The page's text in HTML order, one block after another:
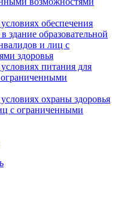
обеспечения
здание образовательной
и лиц с
здоровья
питания для
охраны здоровья
с ограниченными